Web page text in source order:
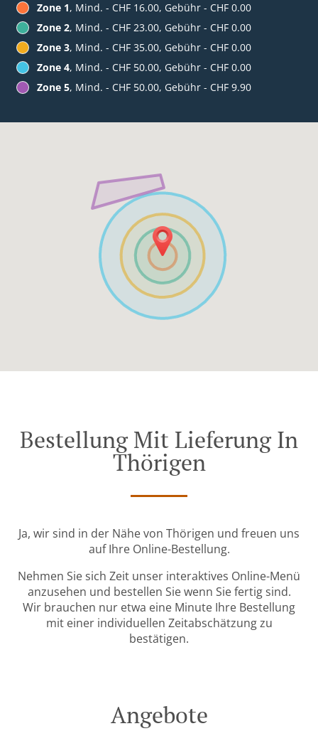
Zone 1, Mind. - CHF 16.00, Gebühr - CHF 0.00
Zone 2, Mind. - CHF 23.00, Gebühr - CHF 0.00
Zone 3, Mind. - CHF 35.00, Gebühr - CHF 0.00
Zone 4, Mind. - CHF 50.00, Gebühr - CHF 0.00
Zone 5, Mind. - CHF 50.00, Gebühr - CHF 9.90
Bestellung Mit Lieferung In
Thörigen
Ja, wir sind in der Nähe von Thörigen und freuen uns
auf Ihre Online-Bestellung.
Nehmen Sie sich Zeit unser interaktives Online-Menü
anzusehen und bestellen Sie wenn Sie fertig sind.
Wir brauchen nur etwa eine Minute Ihre Bestellung
mit einer individuellen Zeitabschätzung zu
bestätigen.
Angebote